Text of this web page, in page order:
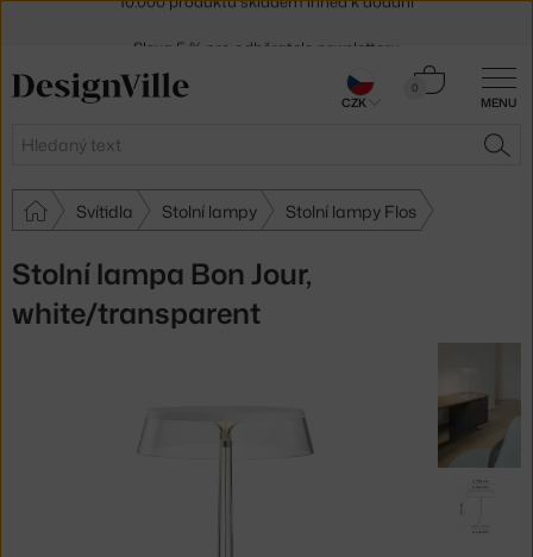
MENU
Hledat
0
Košík
Svítidla Stolní lampy Stolní lampy Flos
Stolní lampa Bon Jour,
white/transparent
30 dní na vrácení zboží
CZK